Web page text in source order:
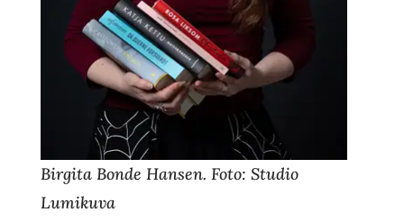
Birgita Bonde Hansen. Foto: Studio
Lumikuva